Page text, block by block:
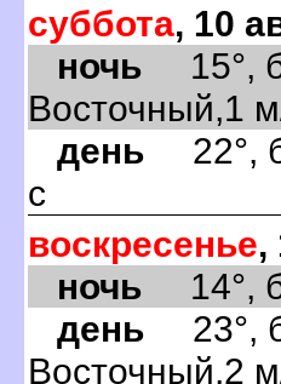
суббота, 10
ночь 15°,
Восточный,1
день 22°,
с
воскресенье,
ночь 14°,
день 23°,
Восточный,2